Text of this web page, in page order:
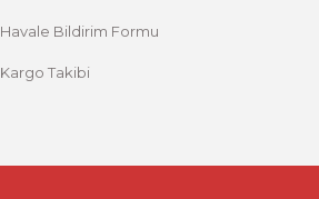
Havale Bildirim Formu
Kargo Takibi